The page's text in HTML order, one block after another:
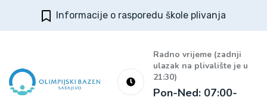
Informacije o rasporedu škole plivanja
Radno vrijeme (zadnji
ulazak na plivalište je u
21:30)
Pon-Ned: 07:00-